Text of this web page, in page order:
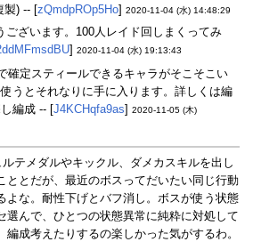
製) -- [zQmdpROp5Ho] 2020-11-04 (水) 14:48:29
ございます。100人レイド回しまくってみ
] 2020-11-04 (水) 19:13:43
確定スティールできるキャラがそこそこい
うとそれなりに手に入ります。詳しくは編
編成 -- [J4KCHqfa9as] 2020-11-05 (木)
テメダルやキックル、ダメカスキルを出し
ととだが、最近のボスってだいたい同じ行動
よな。耐性下げとバフ消し。ボスが使う状態
選んで、ひとつの状態異常に純粋に対処して
編成考えたりするの楽しかった気がするわ。